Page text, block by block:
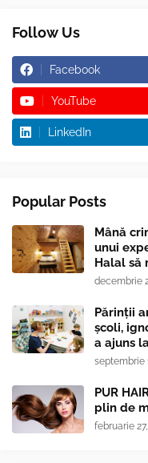
Follow Us
Facebook
YouTube
LinkedIn
Popular Posts
Mână
unui
Halal să
decembrie
Părinții
școli,
a ajuns
septembrie
PUR
plin de
februarie